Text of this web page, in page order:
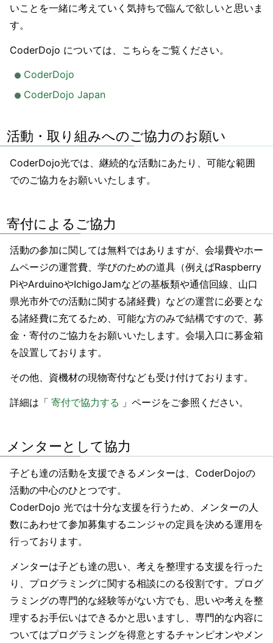
いことを一緒に考えていく気持ちで臨んで欲しいと思いま
す。
CoderDojo については、こちらをご覧ください。
CoderDojo
CoderDojo Japan
活動・取り組みへのご協力のお願い
CoderDojo光では、継続的な活動にあたり、可能な範囲
でのご協力をお願いいたします。
寄付によるご協力
活動の参加に関しては無料ではありますが、会場費やホー
ムページの運営費、学びのための道具（例えばRaspberry
PiやArduinoやIchigoJamなどの基板類や通信回線、山口
県光市外での活動に関する諸経費）などの運営に必要とな
る諸経費に充てるため、可能な方のみで結構ですので、募
金・寄付のご協力をお願いいたします。会場入口に募金箱
を設置しております。
その他、資機材の現物寄付なども受け付けております。
詳細は「 寄付で協力する 」ページをご参照ください。
メンターとして協力
子ども達の活動を支援できるメンターは、CoderDojoの
活動の中心のひとつです。
CoderDojo 光では十分な支援を行うため、メンターの人
数にあわせて参加募集するニンジャの定員を決める運用を
行っております。
メンターは子ども達の思い、考えを整理する支援を行った
り、プログラミングに関する相談にのる役割です。プログ
ラミングの専門的な経験等がない方でも、思いや考えを整
理するお手伝いはできるかと思いますし、専門的な内容に
ついてはプログラミングを得意とするチャンピオンやメン